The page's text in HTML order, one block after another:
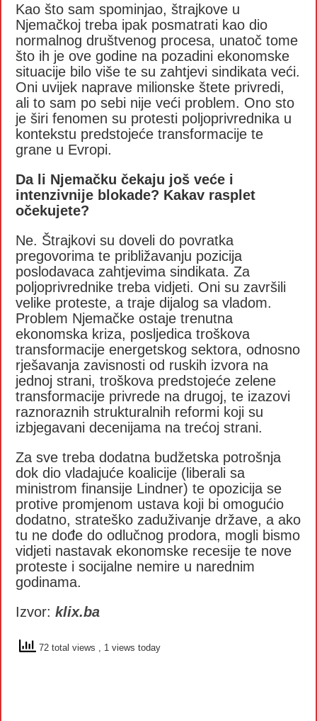
Kao što sam spominjao, štrajkove u
Njemačkoj treba ipak posmatrati kao dio
normalnog društvenog procesa, unatoč tome
što ih je ove godine na pozadini ekonomske
situacije bilo više te su zahtjevi sindikata veći.
Oni uvijek naprave milionske štete privredi,
ali to sam po sebi nije veći problem. Ono sto
je širi fenomen su protesti poljoprivrednika u
kontekstu predstojeće transformacije te
grane u Evropi.
Da li Njemačku čekaju još veće i
intenzivnije blokade? Kakav rasplet
očekujete?
Ne. Štrajkovi su doveli do povratka
pregovorima te približavanju pozicija
poslodavaca zahtjevima sindikata. Za
poljoprivrednike treba vidjeti. Oni su završili
velike proteste, a traje dijalog sa vladom.
Problem Njemačke ostaje trenutna
ekonomska kriza, posljedica troškova
transformacije energetskog sektora, odnosno
rješavanja zavisnosti od ruskih izvora na
jednoj strani, troškova predstojeće zelene
transformacije privrede na drugoj, te izazovi
raznoraznih strukturalnih reformi koji su
izbjegavani decenijama na trećoj strani.
Za sve treba dodatna budžetska potrošnja
dok dio vladajuće koalicije (liberali sa
ministrom finansije Lindner) te opozicija se
protive promjenom ustava koji bi omogućio
dodatno, strateško zaduživanje države, a ako
tu ne dođe do odlučnog prodora, mogli bismo
vidjeti nastavak ekonomske recesije te nove
proteste i socijalne nemire u narednim
godinama.
Izvor:klix.ba
72 total views , 1 views today